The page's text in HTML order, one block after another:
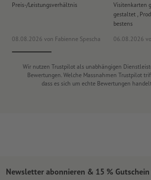
Preis-/Leistungsverhältnis
08.08.2026 von Fabienne Spescha
Visitenkarten
gestaltet ,
bestens
06.08.2026
Wir nutzen Trustpilot als unabhängigen
Bewertungen. Welche Massnahmen Trustpilot
dass es sich um echte Bewertungen
Newsletter abonnieren & 15 % Gutschein